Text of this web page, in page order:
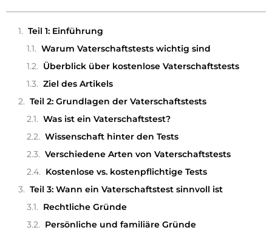
Teil 1: Einführung
Warum Vaterschaftstests wichtig sind
Überblick über kostenlose Vaterschaftstests
Ziel des Artikels
Teil 2: Grundlagen der Vaterschaftstests
Was ist ein Vaterschaftstest?
Wissenschaft hinter den Tests
Verschiedene Arten von Vaterschaftstests
Kostenlose vs. kostenpflichtige Tests
Teil 3: Wann ein Vaterschaftstest sinnvoll ist
Rechtliche Gründe
Persönliche und familiäre Gründe